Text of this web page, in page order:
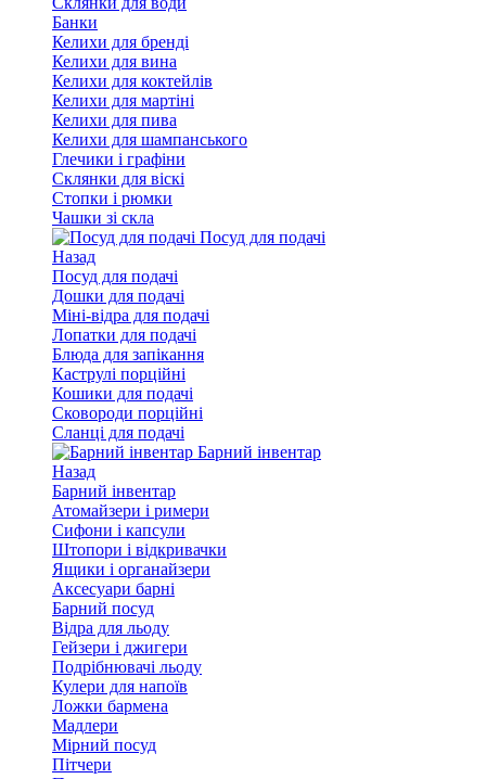
Банки
Келихи для бренді
Келихи для вина
Келихи для коктейлів
Келихи для мартіні
Келихи для пива
Келихи для шампанського
Глечики і графіни
Склянки для віскі
Стопки і рюмки
Чашки зі скла
Посуд для подачі
Назад
Посуд для подачі
Дошки для подачі
Міні-відра для подачі
Лопатки для подачі
Блюда для запікання
Каструлі порційні
Кошики для подачі
Сковороди порційні
Сланці для подачі
Барний інвентар
Назад
Барний інвентар
Атомайзери і римери
Сифони і капсули
Штопори і відкривачки
Ящики і органайзери
Аксесуари барні
Барний посуд
Відра для льоду
Гейзери і джигери
Подрібнювачі льоду
Кулери для напоїв
Ложки бармена
Мадлери
Мірний посуд
Пітчери